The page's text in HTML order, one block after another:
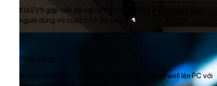
Kia EV9 gặp vấn đề nghiêm trọng về pin: Trải nghiệm của
người dùng và cuộc chờ đợi kéo dài
Phần cứng
Nvidia chính thức đưa siêu vi xử lý Grace Blackwell lên PC với